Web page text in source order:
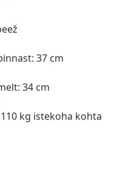
37 cm
34 cm
kg istekoha kohta